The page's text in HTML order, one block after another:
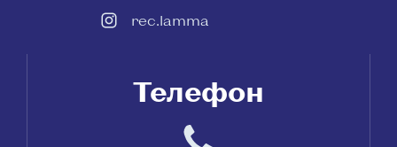
rec.lamma
Телефон